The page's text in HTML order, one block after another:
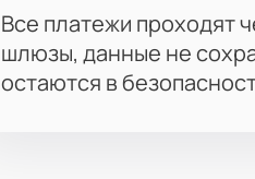
Все платежи проходят
шлюзы, данные не
остаются в